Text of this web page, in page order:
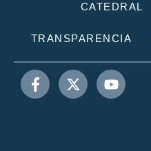
CATEDRAL
TRANSPARENCIA